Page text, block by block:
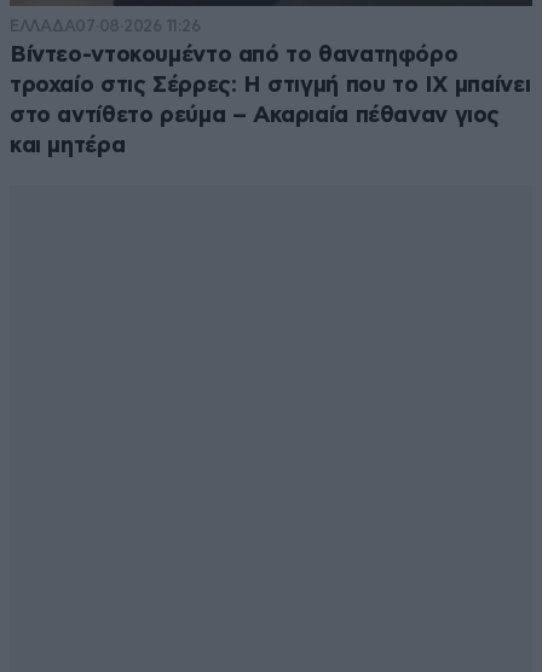
ΕΛΛΑΔΑ07·08·2026 11:26
Βίντεο-ντοκουμέντο από το θανατηφόρο
τροχαίο στις Σέρρες: Η στιγμή που το ΙΧ μπαίνει
στο αντίθετο ρεύμα – Ακαριαία πέθαναν γιος
και μητέρα